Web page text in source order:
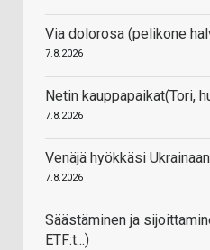
Via dolorosa (pelikone
7.8.2026
Netin kauppapaikat(Tori,
7.8.2026
Venäjä hyökkäsi
7.8.2026
Säästäminen ja
ETF:t...)